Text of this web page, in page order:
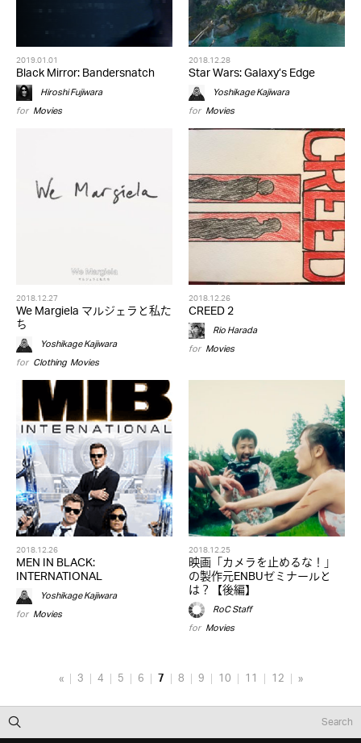
2019.01.01
Black Mirror: Bandersnatch
Hiroshi Fujiwara
for Movies
2018.12.28
Star Wars: Galaxy’s Edge
Yoshikage Kajiwara
for Movies
2018.12.27
We Margiela マルジェラと私た
ち
Yoshikage Kajiwara
for Clothing,Movies
2018.12.26
CREED 2
Rio Harada
for Movies
2018.12.26
MEN IN BLACK:
INTERNATIONAL
Yoshikage Kajiwara
for Movies
2018.12.25
映画「カメラを止めるな！」
の製作元ENBUゼミナールと
は？【後編】
RoC Staff
for Movies
« 3 4 5 6 7 8 9 10 11 12 »